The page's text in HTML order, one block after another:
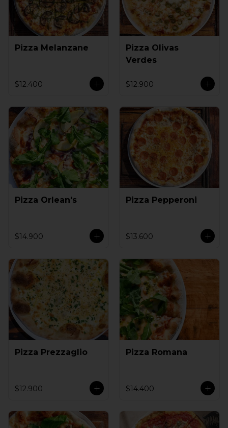
Pizza Melanzane
$12.400
Pizza Olivas
Verdes
$12.900
Pizza Orlean's
$14.900
Pizza Pepperoni
$13.600
Pizza Prezzaglio
$12.900
Pizza Romana
$14.400